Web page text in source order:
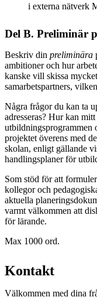
i externa nätverk
Del B. Preliminär
Beskriv din preliminära
ambitioner och hur
kanske vill skissa
samarbetspartners,
Några frågor du kan ta
adresseras? Hur kan
utbildningsprogrammen
projektet överens med
skolan, enligt gällande
handlingsplaner för
Som stöd för att
kollegor och
aktuella
varmt välkommen att
för lärande.
Max 1000 ord.
Kontakt
Välkommen med dina